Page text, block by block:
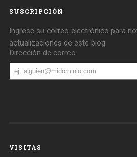
SUSCRIPCIÓN
Ingrese su correo electrónico para
actualizaciones de este blog:
Dirección de correo
Dirección
de
correo
VISITAS